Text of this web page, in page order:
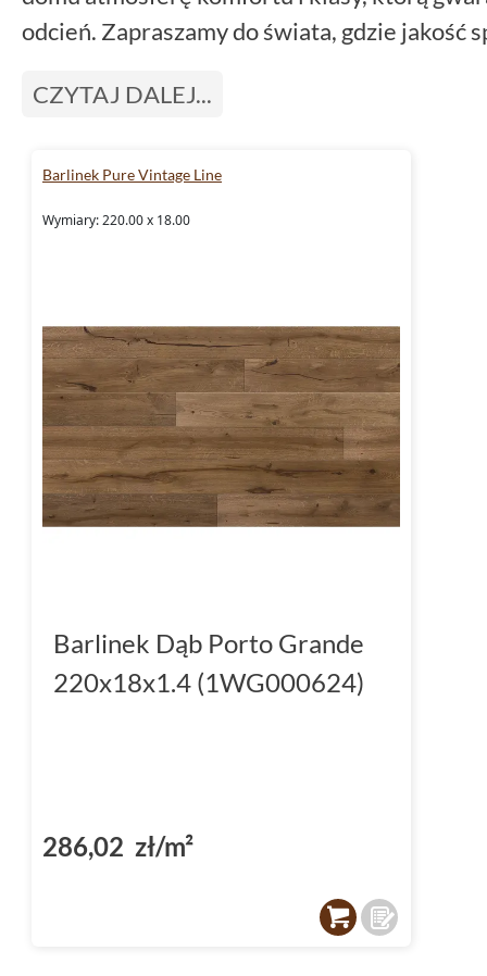
odcień. Zapraszamy do świata, gdzie jakość
CZYTAJ DALEJ...
Barlinek Pure Vintage Line
Wymiary: 220.00 x 18.00
Barlinek Dąb Porto Grande
220x18x1.4 (1WG000624)
286,02 zł/m²